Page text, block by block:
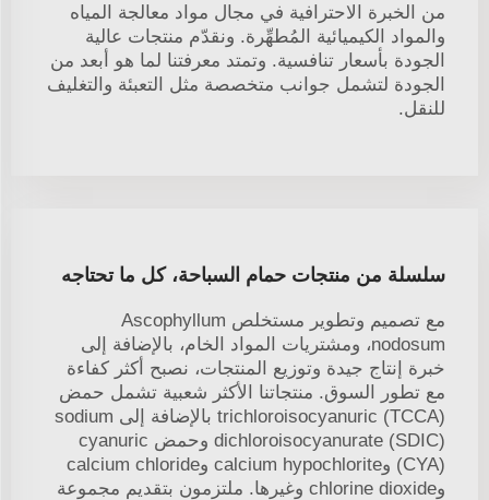
من الخبرة الاحترافية في مجال مواد معالجة المياه
والمواد الكيميائية المُطهِّرة. ونقدّم منتجات عالية
الجودة بأسعار تنافسية. وتمتد معرفتنا لما هو أبعد من
الجودة لتشمل جوانب متخصصة مثل التعبئة والتغليف
للنقل.
سلسلة من منتجات حمام السباحة، كل ما تحتاجه
مع تصميم وتطوير مستخلص Ascophyllum
nodosum، ومشتريات المواد الخام، بالإضافة إلى
خبرة إنتاج جيدة وتوزيع المنتجات، نصبح أكثر كفاءة
مع تطور السوق. منتجاتنا الأكثر شعبية تشمل حمض
trichloroisocyanuric (TCCA) بالإضافة إلى sodium
dichloroisocyanurate (SDIC) وحمض cyanuric
(CYA) وcalcium hypochlorite وcalcium chloride
وchlorine dioxide وغيرها. ملتزمون بتقديم مجموعة